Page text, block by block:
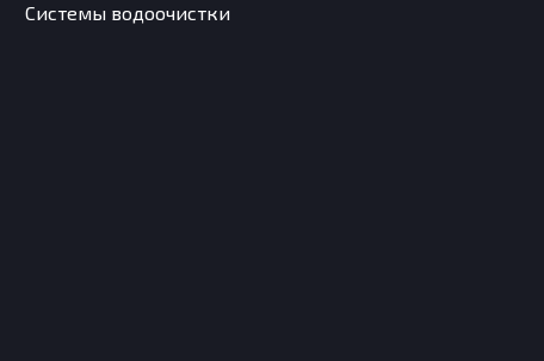
Системы водоочистки